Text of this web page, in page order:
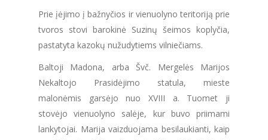
Prie įėjimo į bažnyčios ir vienuolyno teritoriją prie
tvoros stovi barokinė Suzinų šeimos koplyčia,
pastatyta kazokų nužudytiems vilniečiams.
Baltoji Madona, arba Švč. Mergelės Marijos
Nekaltojo Prasidėjimo statula, mieste
malonėmis garsėjo nuo XVIII a. Tuomet ji
stovėjo vienuolyno salėje, kur buvo priimami
lankytojai. Marija vaizduojama besilaukianti, kaip